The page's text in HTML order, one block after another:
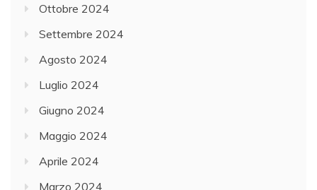
Ottobre 2024
Settembre 2024
Agosto 2024
Luglio 2024
Giugno 2024
Maggio 2024
Aprile 2024
Marzo 2024